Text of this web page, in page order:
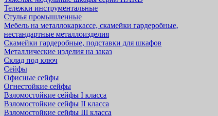
Тележки инструментальные
Стулья промышленные
Мебель на металлокаркассе, скамейки гардеробные,
нестандартные металлоизделия
Скамейки гардеробные, подставки для шкафов
Металлические изделия на заказ
Склад под ключ
Сейфы
Офисные сейфы
Огнестойкие сейфы
Взломостойкие сейфы I класса
Взломостойкие сейфы II класса
Взломостойкие сейфы III класса